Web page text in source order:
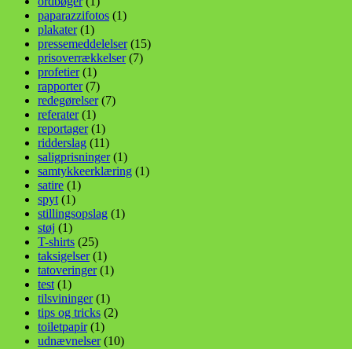
paparazzifotos (1)
plakater(1)
pressemeddelelser(15)
prisoverrækkelser(7)
profetier(1)
rapporter(7)
redegørelser(7)
referater(1)
reportager(1)
ridderslag (11)
saligprisninger(1)
samtykkeerklæring (1)
satire (1)
spyt (1)
stillingsopslag (1)
støj (1)
T-shirts (25)
taksigelser(1)
tatoveringer(1)
test (1)
tilsvininger(1)
tips og tricks (2)
toiletpapir(1)
udnævnelser(10)